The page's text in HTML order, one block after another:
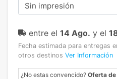
Sin impresión
entre el 14 Ago. y el
Fecha estimada para entregas
otros destinos Ver Información
¿No estas convencido? Oferta